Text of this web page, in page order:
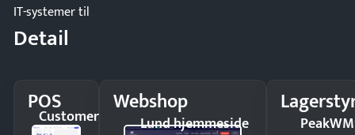
IT-systemer til
Detail
POS
Customer Webshop
Lund hjemmeside